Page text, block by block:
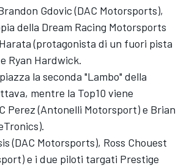
Gdovic (DAC Motorsports),
della Dream Racing Motorsports
(protagonista di un fuori pista
Ryan Hardwick.
la seconda "Lambo" della
mentre la Top10 viene
Perez (Antonelli Motorsport) e Brian
(DAC Motorsports), Ross Chouest
e i due piloti targati Prestige